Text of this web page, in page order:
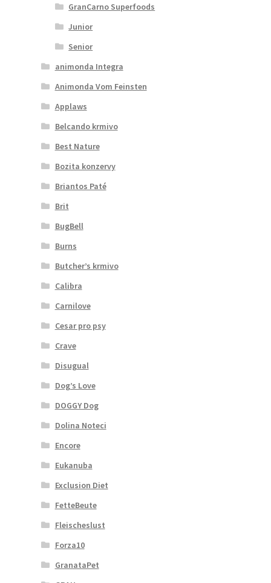
GranCarno Superfoods
Junior
Senior
animonda Integra
Animonda Vom Feinsten
Applaws
Belcando krmivo
Best Nature
Bozita konzervy
Briantos Paté
Brit
BugBell
Burns
Butcher’s krmivo
Calibra
Carnilove
Cesar pro psy
Crave
Disugual
Dog’s Love
DOGGY Dog
Dolina Noteci
Encore
Eukanuba
Exclusion Diet
FetteBeute
Fleischeslust
Forza10
GranataPet